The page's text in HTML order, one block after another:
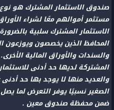
صندوق الاستثمار المشترك هو
مستثمر أموالهم معًا لشراء
الاستثمار المشترك سلبية
المحافظ الذين يخصصون ويوزعون
والسندات والأوراق المالية
والعديد منها لا يوجد بها حد
ضمن محفظة صندوق معين .